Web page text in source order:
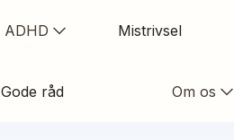
ADHD Mistrivsel
Gode råd Om os